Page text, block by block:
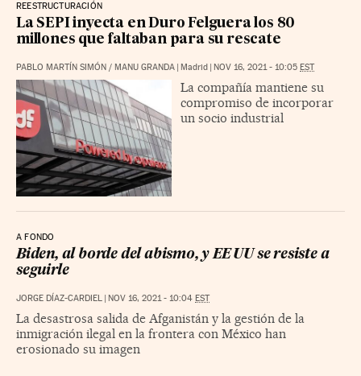
REESTRUCTURACIÓN
La SEPI inyecta en Duro Felguera los 80
millones que faltaban para su rescate
PABLO MARTÍN SIMÓN / MANU GRANDA | Madrid | NOV 16, 2021 - 10:05 EST
La compañía mantiene su
compromiso de incorporar
un socio industrial
A FONDO
Biden, al borde del abismo, y EE UU se resiste a
seguirle
JORGE DÍAZ-CARDIEL | NOV 16, 2021 - 10:04 EST
La desastrosa salida de Afganistán y la gestión de la
inmigración ilegal en la frontera con México han
erosionado su imagen